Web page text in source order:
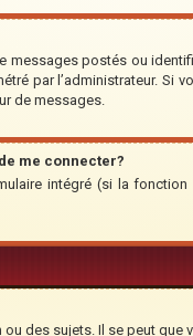
postés ou
par l’administrateur.
de messages.
me connecter?
intégré (si la
des sujets. Il se peut